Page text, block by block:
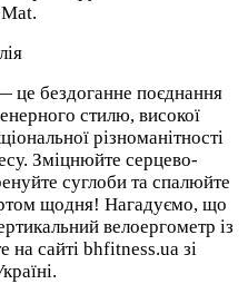
бездоганне поєднання
стилю, високої
різноманітності
Зміцнюйте серцево-
суглоби та спалюйте
щодня! Нагадуємо, що
велоергометр із
на сайті bhfitness.ua зі